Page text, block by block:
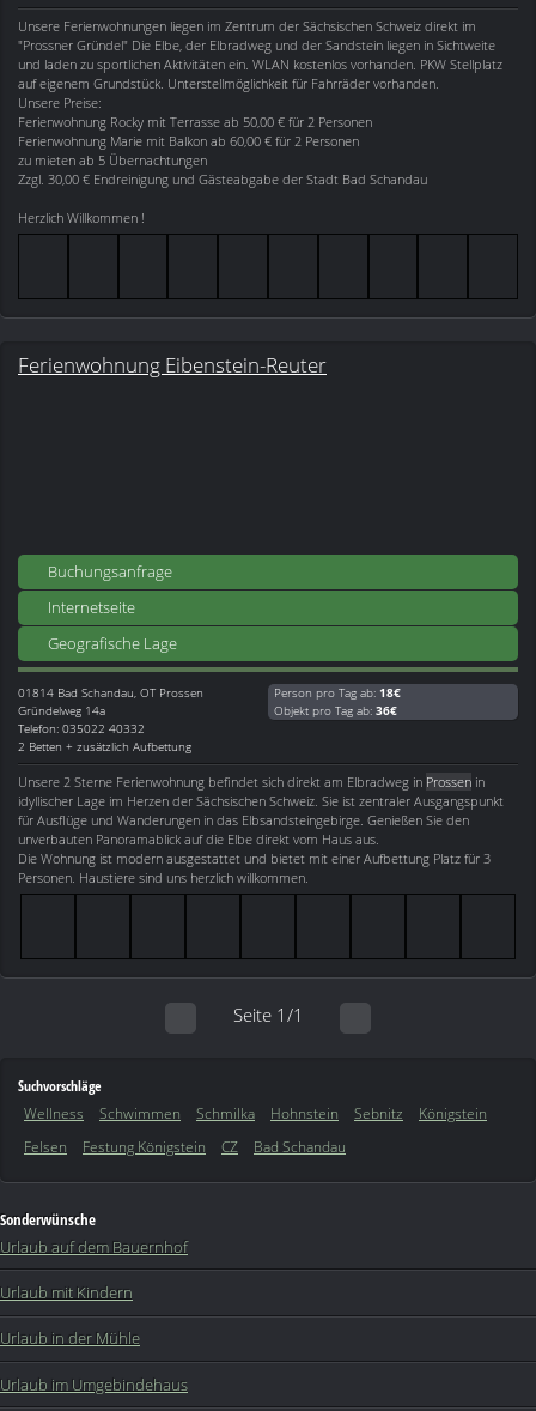
Unsere Ferienwohnungen liegen im Zentrum der Sächsischen Schweiz direkt im
"Prossner Gründel" Die Elbe, der Elbradweg und der Sandstein liegen in Sichtweite
und laden zu sportlichen Aktivitäten ein. WLAN kostenlos vorhanden. PKW Stellplatz
auf eigenem Grundstück. Unterstellmöglichkeit für Fahrräder vorhanden.
Unsere Preise:
Ferienwohnung Rocky mit Terrasse ab 50,00 € für 2 Personen
Ferienwohnung Marie mit Balkon ab 60,00 € für 2 Personen
zu mieten ab 5 Übernachtungen
Zzgl. 30,00 € Endreinigung und Gästeabgabe der Stadt Bad Schandau
Herzlich Willkommen !
Ferienwohnung Eibenstein-Reuter
Buchungsanfrage
Internetseite
Geografische Lage
01814 Bad Schandau, OT Prossen
Gründelweg 14a
Telefon: 035022 40332
2 Betten + zusätzlich Aufbettung
Person pro Tag ab: 18€
Objekt pro Tag ab: 36€
Unsere 2 Sterne Ferienwohnung befindet sich direkt am Elbradweg in Prossen in
idyllischer Lage im Herzen der Sächsischen Schweiz. Sie ist zentraler Ausgangspunkt
für Ausflüge und Wanderungen in das Elbsandsteingebirge. Genießen Sie den
unverbauten Panoramablick auf die Elbe direkt vom Haus aus.
Die Wohnung ist modern ausgestattet und bietet mit einer Aufbettung Platz für 3
Personen. Haustiere sind uns herzlich willkommen.
Seite 1/1
Suchvorschläge
Wellness
Schwimmen Schmilka Hohnstein Sebnitz
Königstein
Felsen
Festung Königstein CZ Bad Schandau
Sonderwünsche
Urlaub auf dem Bauernhof
Urlaub mit Kindern
Urlaub in der Mühle
Urlaub im Umgebindehaus